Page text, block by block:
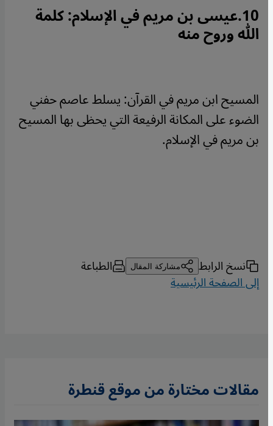
10.عيسى بن مريم في الإسلام: كلمة
الله وروح منه
المسيح ابن مريم في القرآن: يسلط عاصم حفني
الضوء على المكانة الرفيعة التي يحظى بها المسيح
بن مريم في الإسلام.
نسخ الرابط مشاركة المقال الطباعة
إلى الصفحة الرئيسية
مقالات مختارة من موقع قنطرة